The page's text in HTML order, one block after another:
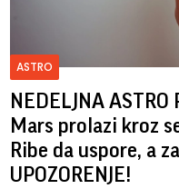
ASTRO
NEDELJNA
Mars prolazi kroz
Ribe da uspore, a
UPOZORENJE!